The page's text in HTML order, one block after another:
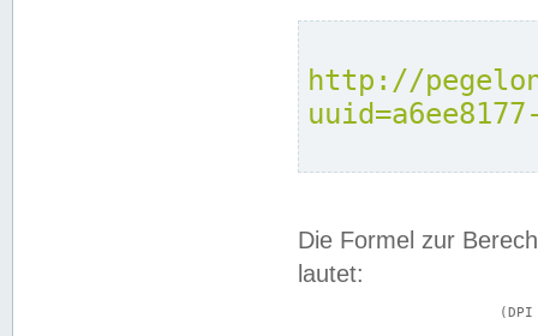
http://
Die Formel zur
lautet: